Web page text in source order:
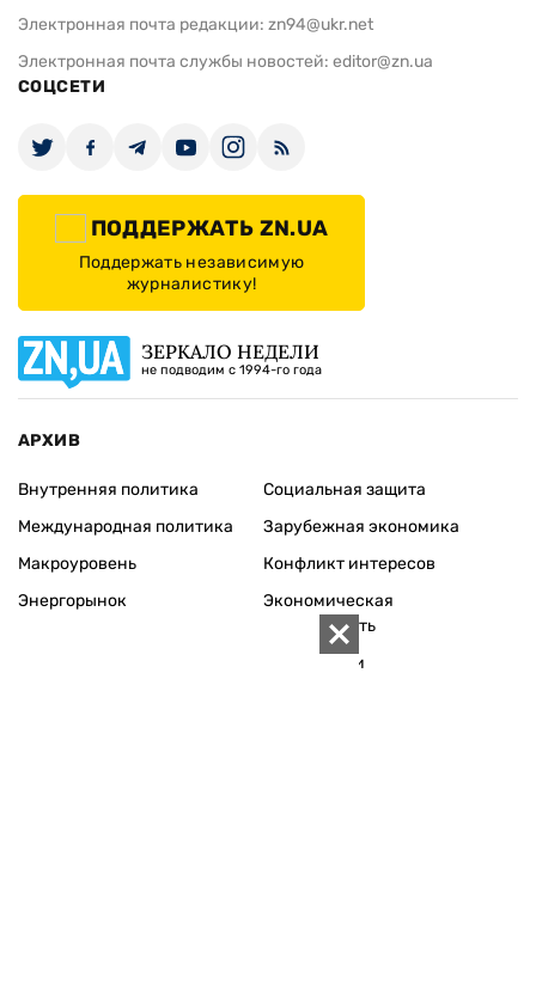
Электронная почта редакции: zn94@ukr.net
Электронная почта службы новостей: editor@zn.ua
СОЦСЕТИ
ПОДДЕРЖАТЬ ZN.UA
Поддержать независимую
журналистику!
ЗЕРКАЛО НЕДЕЛИ
не подводим с 1994-го года
АРХИВ
Внутренняя политика
Международная политика
Макроуровень
Энергорынок
Социальная защита
Зарубежная экономика
Конфликт интересов
Экономическая
безопасность
Персоналии